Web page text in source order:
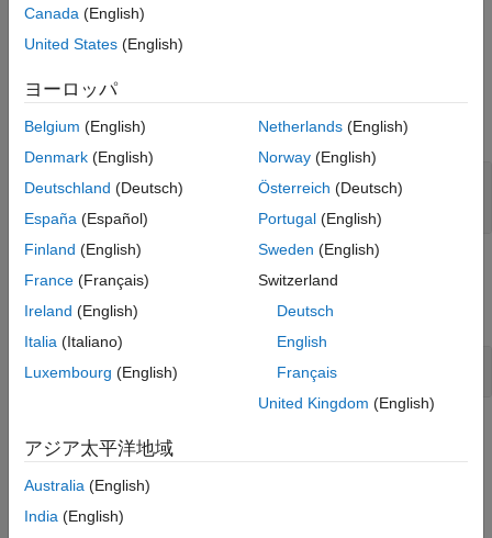
remove(ts)は、テスト スイートを削除します。この関数の呼び
出し後、テスト スイート オブジェクトは空になります。
入力引数
すべて展開する
ts —テスト スイート
sltest.testmanager.TestSuite オブジェクト
すべて展開する
テスト スイートの削除
バージョン履歴
参考
Canada (English)
United States (English)
ヨーロッパ
Belgium (English)
Denmark (English)
Deutschland (Deutsch)
España (Español)
Finland (English)
France (Français)
Ireland (English)
Italia (Italiano)
Luxembourg (English)
Netherlands(English)
Norway(English)
Österreich (Deutsch)
Portugal(English)
Sweden (English)
Switzerland
Deutsch
English
Français
United Kingdom (English)
アジア太平洋地域
Australia (English)
India (English)